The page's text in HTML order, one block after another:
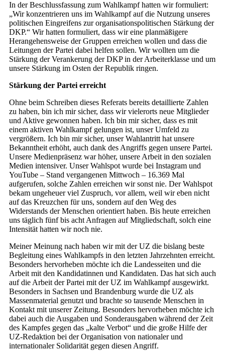
In der Beschlussfassung zum Wahlkampf hatten wir formuliert:
„Wir konzentrieren uns im Wahlkampf auf die Nutzung unseres
politischen Eingreifens zur organisationspolitischen Stärkung der
DKP.“ Wir hatten formuliert, dass wir eine planmäßigere
Herangehensweise der Gruppen erreichen wollen und dass die
Leitungen der Partei dabei helfen sollen. Wir wollten um die
Stärkung der Verankerung der DKP in der Arbeiterklasse und um
unsere Stärkung im Osten der Republik ringen.
Stärkung der Partei erreicht
Ohne beim Schreiben dieses Referats bereits detaillierte Zahlen
zu haben, bin ich mir sicher, dass wir vielerorts neue Mitglieder
und Aktive gewonnen haben. Ich bin mir sicher, dass es mit
einem aktiven Wahlkampf gelungen ist, unser Umfeld zu
vergrößern. Ich bin mir sicher, unser Wahlantritt hat unsere
Bekanntheit erhöht, auch dank des Angriffs gegen unsere Partei.
Unsere Medienpräsenz war höher, unsere Arbeit in den sozialen
Medien intensiver. Unser Wahlspot wurde bei Instagram und
YouTube – Stand vergangenen Mittwoch – 16.369 Mal
aufgerufen, solche Zahlen erreichen wir sonst nie. Der Wahlspot
bekam ungeheuer viel Zuspruch, vor allem, weil wir eben nicht
auf das Kreuzchen für uns, sondern auf den Weg des
Widerstands der Menschen orientiert haben. Bis heute erreichen
uns täglich fünf bis acht Anfragen auf Mitgliedschaft, solch eine
Intensität hatten wir noch nie.
Meiner Meinung nach haben wir mit der UZ die bislang beste
Begleitung eines Wahlkampfs in den letzten Jahrzehnten erreicht.
Besonders hervorheben möchte ich die Landesseiten und die
Arbeit mit den Kandidatinnen und Kandidaten. Das hat sich auch
auf die Arbeit der Partei mit der UZ im Wahlkampf ausgewirkt.
Besonders in Sachsen und Brandenburg wurde die UZ als
Massenmaterial genutzt und brachte so tausende Menschen in
Kontakt mit unserer Zeitung. Besonders hervorheben möchte ich
dabei auch die Ausgaben und Sonderausgaben während der Zeit
des Kampfes gegen das „kalte Verbot“ und die große Hilfe der
UZ-Redaktion bei der Organisation von nationaler und
internationaler Solidarität gegen diesen Angriff.